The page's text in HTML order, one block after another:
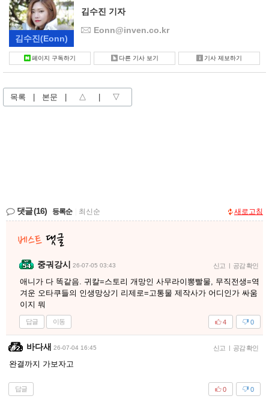
김수진(Eonn)
김수진 기자
Eonn@inven.co.kr
페이지 구독하기 다른 기사 보기 기사 제보하기
목록 본문 △ ▽
댓글(16) 등록순 최신순 새로고침
중궈강시 26-07-05 03:43 신고 공감 확인
애니가 다 똑같음. 귀칼=스토리 개망인 사무라이뽕빨물, 무직전생=역
겨운 오타쿠들의 인생망상기 리제로=고통물 제작사가 어디인가 싸움
이지 뭐
답글 이동 0
4
바다새 26-07-04 16:45 신고 공감 확인
완결까지 가보자고
답글 0
0